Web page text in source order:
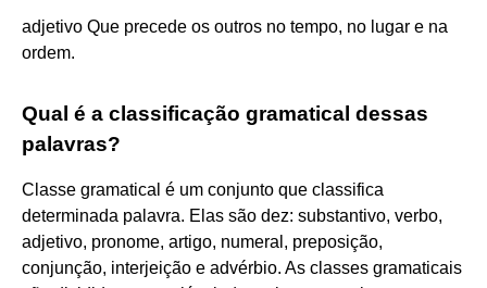
adjetivo Que precede os outros no tempo, no lugar e na
ordem.
Qual é a classificação gramatical dessas
palavras?
Classe gramatical é um conjunto que classifica
determinada palavra. Elas são dez: substantivo, verbo,
adjetivo, pronome, artigo, numeral, preposição,
conjunção, interjeição e advérbio. As classes gramaticais